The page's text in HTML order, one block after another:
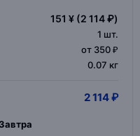
151 ¥ (2 114 ₽)
1 шт.
от 350 ₽
0.07 кг
2 114 ₽
Завтра